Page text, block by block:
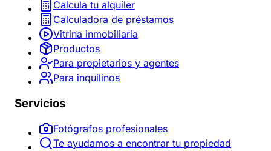
Calcula tu alquiler
Calculadora de préstamos
Vitrina inmobiliaria
Productos
Para propietarios y agentes
Para inquilinos
Servicios
Fotógrafos profesionales
Te ayudamos a encontrar tu propiedad